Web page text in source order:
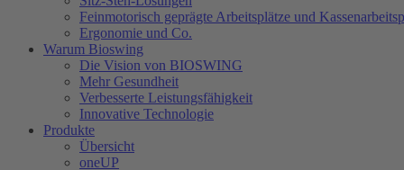
Feinmotorisch geprägte Arbeitsplätze und
Ergonomie und Co.
Warum Bioswing
Die Vision von BIOSWING
Mehr Gesundheit
Verbesserte Leistungsfähigkeit
Innovative Technologie
Produkte
Übersicht
oneUP